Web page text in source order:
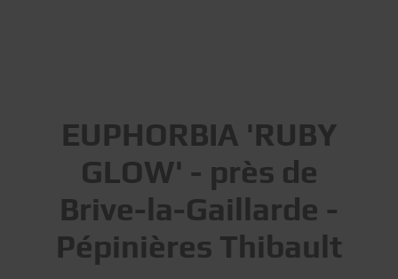
EUPHORBIA 'RUBY
GLOW' - près de
Brive-la-Gaillarde -
Pépinières Thibault